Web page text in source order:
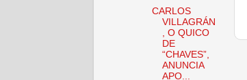
CARLOS
VILLAGRÁN
, O QUICO
DE
“CHAVES”,
ANUNCIA
APO...